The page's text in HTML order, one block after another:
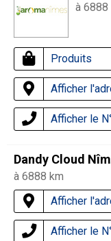
à 6888
Produits
Afficher
Afficher le
Dandy Cloud
à 6888 km
Afficher
Afficher le